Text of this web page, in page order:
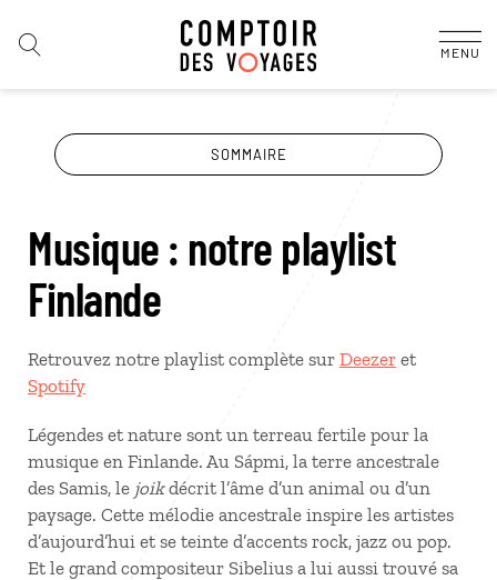
MENU
SOMMAIRE
Musique : notre playlist
Finlande
Retrouvez notre playlist complète sur Deezer et
Spotify
Légendes et nature sont un terreau fertile pour la
musique en Finlande. Au Sápmi, la terre ancestrale
des Samis, le joikdécrit l’âme d’un animal ou d’un
paysage. Cette mélodie ancestrale inspire les artistes
d’aujourd’hui et se teinte d’accents rock, jazz ou pop.
Et le grand compositeur Sibelius a lui aussi trouvé sa